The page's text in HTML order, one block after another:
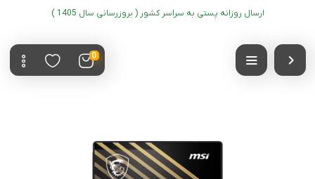
ارسال روزانه پستی به سراسر کشور ( بروزرسانی سال 1405 )
0